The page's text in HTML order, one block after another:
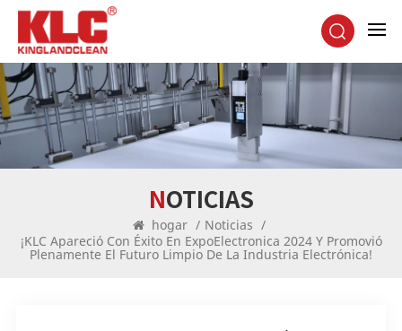
NOTICIAS
hogar / Noticias /
¡KLC Apareció Con Éxito En ExpoElectronica 2024 Y Promovió
Plenamente El Futuro Limpio De La Industria Electrónica!